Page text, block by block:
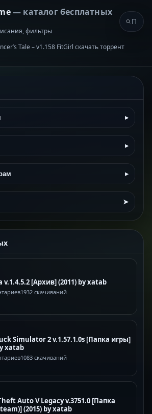
— каталог бесплатных
фильтры
Tale – v1.158 FitGirl скачать торрент
▸
▸
▸
➤
v.1.4.5.2 [Архив] (2011) by xatab
1932 скачиваний
Simulator 2 v.1.57.1.0s [Папка игры]
xatab
1083 скачиваний
Auto V Legacy v.3751.0 [Папка
(2015) by xatab